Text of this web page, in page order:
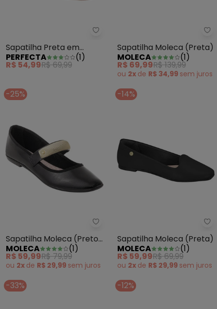
Perfecta - Sapatilha Preta em
Sapatilha Preta em
Nobuck
PERFECTA (1)
R$ 54,99R$ 69,99
Sapatilha Moleca (Preta)
MOLECA
(1)
R$ 69,99R$ 139,99
ou 2x de R$ 34,99 sem juros
-25%
Sapatilha Moleca (Preto) em
Sapatilha Moleca (Preto)
em Sintético Verniz
MOLECA (1)
R$ 59,99R$ 79,99
ou 2x de R$ 29,99 sem juros
-14%
Sapatilha Moleca (Preta)
MOLECA
(1)
R$ 59,99R$ 69,99
ou 2x de R$ 29,99 sem juros
-33% -12%